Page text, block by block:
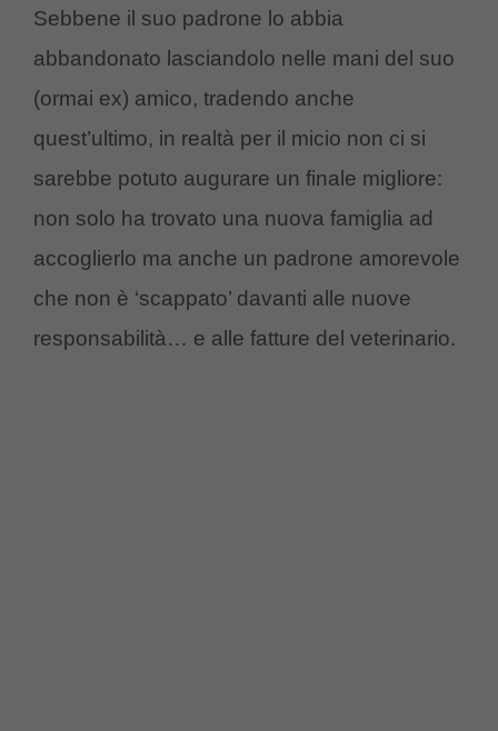
Sebbene il suo padrone lo abbia
abbandonato lasciandolo nelle mani del suo
(ormai ex) amico, tradendo anche
quest’ultimo, in realtà per il micio non ci si
sarebbe potuto augurare un finale migliore:
non solo ha trovato una nuova famiglia ad
accoglierlo ma anche un padrone amorevole
che non è ‘scappato’ davanti alle nuove
responsabilità… e alle fatture del veterinario.